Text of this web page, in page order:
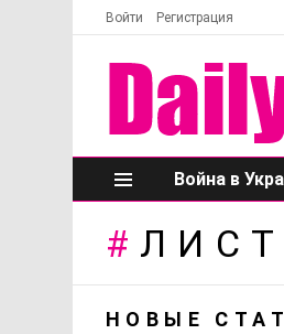
Войти Регистрация
Меню
Война в
НОВЫЕ